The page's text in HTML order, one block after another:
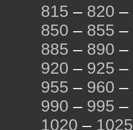
815 – 820 –
850 – 855 –
885 – 890 –
920 – 925 –
955 – 960 –
990 – 995 –
1020 – 1025